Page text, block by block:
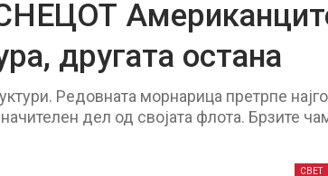
другата остана
Редовната морнарица претрпе
дел од својата флота. Брзите
СВЕТ